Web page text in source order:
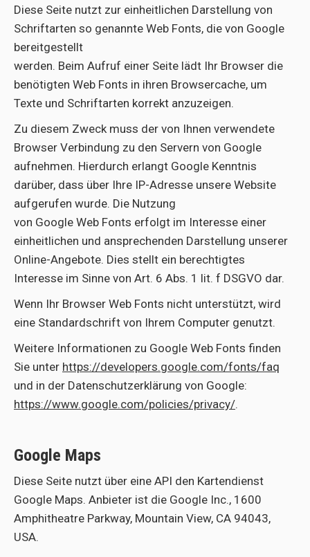
Diese Seite nutzt zur einheitlichen Darstellung von
Schriftarten so genannte Web Fonts, die von Google
bereitgestellt
werden. Beim Aufruf einer Seite lädt Ihr Browser die
benötigten Web Fonts in ihren Browsercache, um
Texte und Schriftarten korrekt anzuzeigen.
Zu diesem Zweck muss der von Ihnen verwendete
Browser Verbindung zu den Servern von Google
aufnehmen. Hierdurch erlangt Google Kenntnis
darüber, dass über Ihre IP-Adresse unsere Website
aufgerufen wurde. Die Nutzung
von Google Web Fonts erfolgt im Interesse einer
einheitlichen und ansprechenden Darstellung unserer
Online-Angebote. Dies stellt ein berechtigtes
Interesse im Sinne von Art. 6 Abs. 1 lit. f DSGVO dar.
Wenn Ihr Browser Web Fonts nicht unterstützt, wird
eine Standardschrift von Ihrem Computer genutzt.
Weitere Informationen zu Google Web Fonts finden
Sie unter https://developers.google.com/fonts/faq
und in der Datenschutzerklärung von Google:
https://www.google.com/policies/privacy/.
Google Maps
Diese Seite nutzt über eine API den Kartendienst
Google Maps. Anbieter ist die Google Inc., 1600
Amphitheatre Parkway, Mountain View, CA 94043,
USA.